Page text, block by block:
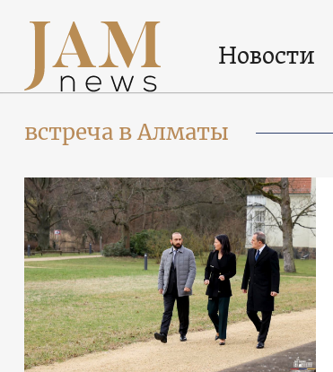
Новости
встреча в Алматы